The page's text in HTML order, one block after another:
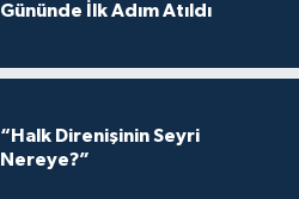
Gününde İlk Adım Atıldı
“Halk Direnişinin Seyri
Nereye?”